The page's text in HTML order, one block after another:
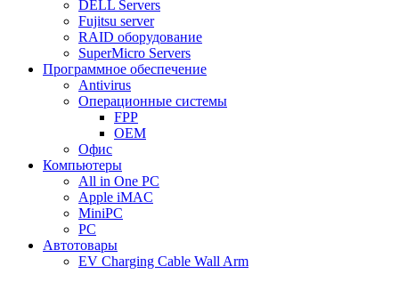
DELL Servers
Fujitsu server
RAID оборудование
SuperMicro Servers
Программное обеспечение
Antivirus
Операционные системы
FPP
OEM
Офис
Компьютеры
All in One PC
Apple iMAC
MiniPC
PC
Автотовары
EV Charging Cable Wall Arm